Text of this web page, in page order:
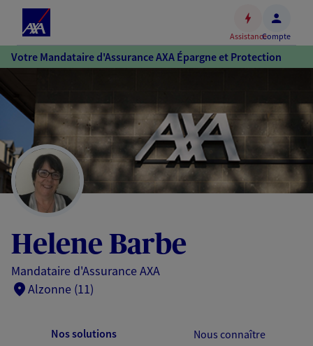
Accéder
au
Accéder
au
pied
de
page
AssistanceCompte
Votre Mandataire d'Assurance AXA Épargne et Protection
Helene Barbe
Mandataire d'Assurance AXA
Alzonne (11)
Nos solutions Nous connaître